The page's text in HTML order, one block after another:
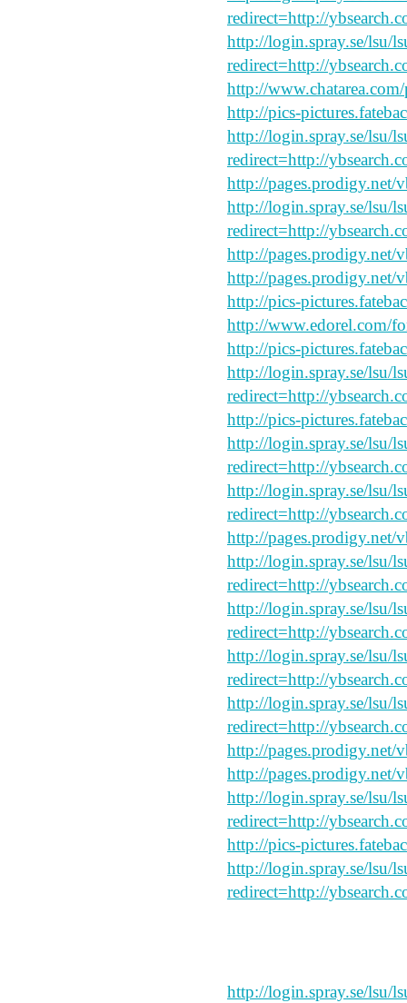
redirect=http://
http://login.spray.se/lsu/
redirect=http://
http://
http://pics-
http://login.spray.se/lsu/
redirect=http://
http://pages.prodigy.net/
http://login.spray.se/lsu/
redirect=http://
http://pages.prodigy.net/
http://pages.prodigy.net/
http://pics-
http://www.edorel.com/
http://pics-
http://login.spray.se/lsu/
redirect=http://
http://pics-
http://login.spray.se/lsu/
redirect=http://
http://login.spray.se/lsu/
redirect=http://
http://pages.prodigy.net/
http://login.spray.se/lsu/
redirect=http://
http://login.spray.se/lsu/
redirect=http://
http://login.spray.se/lsu/
redirect=http://
http://login.spray.se/lsu/
redirect=http://
http://pages.prodigy.net/
http://pages.prodigy.net/
http://login.spray.se/lsu/
redirect=http://
http://pics-
http://login.spray.se/lsu/
redirect=http://
http://login.spray.se/lsu/